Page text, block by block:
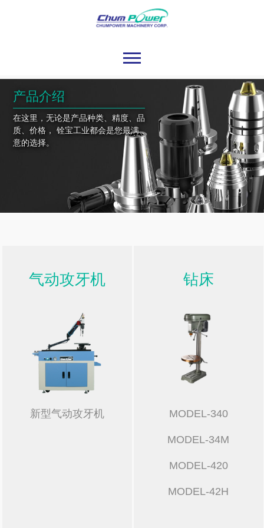
产品介绍
在这里，无论是产品种类、精度、品
质、价格， 铨宝工业都会是您最满
意的选择。
气动攻牙机
新型气动攻牙机
钻床
MODEL-340
MODEL-34M
MODEL-420
MODEL-42H